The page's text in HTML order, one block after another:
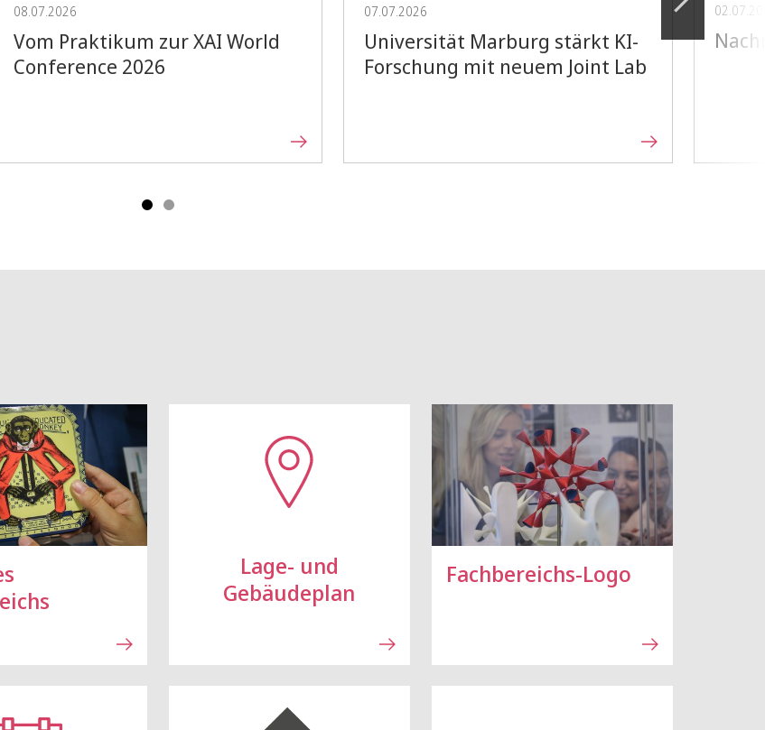
08.07.2026
Vom Praktikum zur XAI World
Conference 2026
07.07.2026
Universität Marburg stärkt KI-
Forschung mit neuem Joint Lab
Lage- und
Gebäudeplan
Fachbereichs-Logo